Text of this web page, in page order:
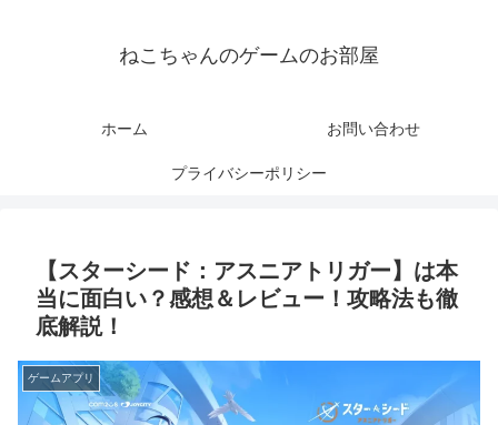
ねこちゃんのゲームのお部屋
ホーム お問い合わせ
プライバシーポリシー
【スターシード：アスニアトリガー】は本
当に面白い？感想＆レビュー！攻略法も徹
底解説！
ゲームアプリ